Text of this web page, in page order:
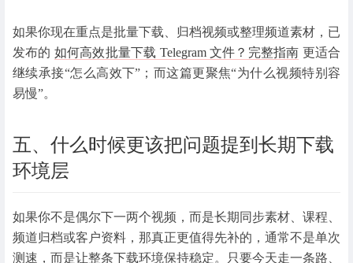
如果你现在重点是批量下载、归档视频或整理频道素材，已
发布的 如何高效批量下载 Telegram 文件？完整指南 更适合
继续承接“怎么高效下”；而这篇更聚焦“为什么视频特别容
易慢”。
五、什么时候更该把问题提到长期下载
环境层
如果你不是偶尔下一两个视频，而是长期同步素材、课程、
频道归档或客户资料，那真正更值得先补的，通常不是单次
测速，而是让整条下载环境保持稳定。只要今天走一条路、